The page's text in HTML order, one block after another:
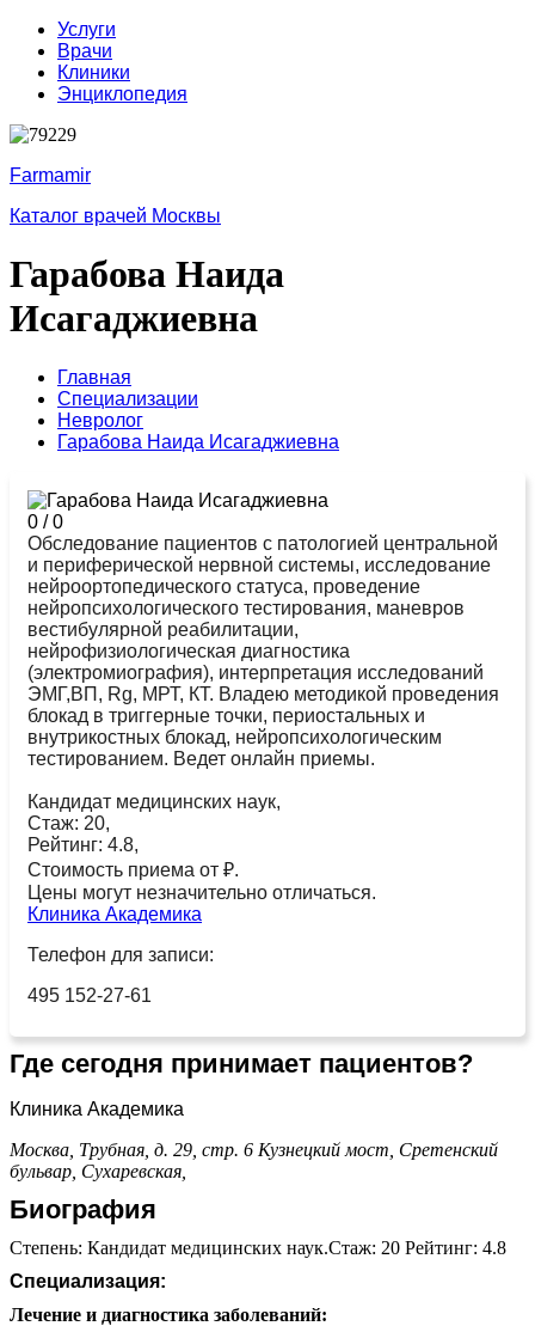
Услуги
Врачи
Клиники
Энциклопедия
Farmamir
Каталог врачей Москвы
Гарабова Наида
Исагаджиевна
Главная
Специализации
Невролог
Гарабова Наида Исагаджиевна
0 /0
Обследование пациентов с патологией центральной
и периферической нервной системы, исследование
нейроортопедического статуса, проведение
нейропсихологического тестирования, маневров
вестибулярной реабилитации,
нейрофизиологическая диагностика
(электромиография), интерпретация исследований
ЭМГ,ВП, Rg, МРТ, КТ. Владею методикой проведения
блокад в триггерные точки, периостальных и
внутрикостных блокад, нейропсихологическим
тестированием. Ведет онлайн приемы.
Кандидат медицинских наук,
Стаж: 20,
Рейтинг: 4.8,
Стоимость приема от ₽.
Цены могут незначительно отличаться.
Клиника Академика
Телефон для записи:
495 152-27-61
Где сегодня принимает пациентов?
Клиника Академика
Москва, Трубная, д. 29, стр. 6 Кузнецкий мост, Сретенский
бульвар, Сухаревская,
Биография
Степень: Кандидат медицинских наук.Стаж: 20 Рейтинг: 4.8
Специализация:
Лечение и диагностика заболеваний: